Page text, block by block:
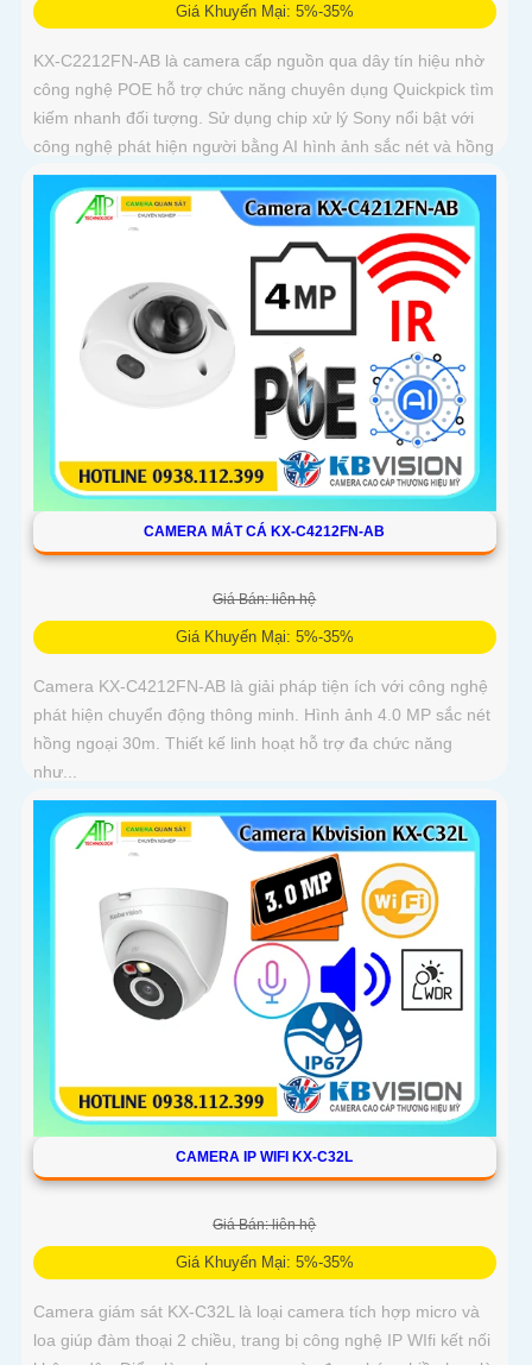
Giá Khuyến Mại: 5%-35%
KX-C2212FN-AB là camera cấp nguồn qua dây tín hiệu nhờ
công nghệ POE hỗ trợ chức năng chuyên dụng Quickpick tìm
kiếm nhanh đối tượng. Sử dụng chip xử lý Sony nổi bật với
công nghệ phát hiện người bằng AI hình ảnh sắc nét và hồng
ngoại 30m
CAMERA MẮT CÁ KX-C4212FN-AB
Giá Bán: liên hệ
Giá Khuyến Mại: 5%-35%
Camera KX-C4212FN-AB là giải pháp tiện ích với công nghệ
phát hiện chuyển động thông minh. Hình ảnh 4.0 MP sắc nét
hồng ngoại 30m. Thiết kế linh hoạt hỗ trợ đa chức năng
như...
CAMERA IP WIFI KX-C32L
Giá Bán: liên hệ
Giá Khuyến Mại: 5%-35%
Camera giám sát KX-C32L là loại camera tích hợp micro và
loa giúp đàm thoại 2 chiều, trang bị công nghệ IP WIfi kết nối